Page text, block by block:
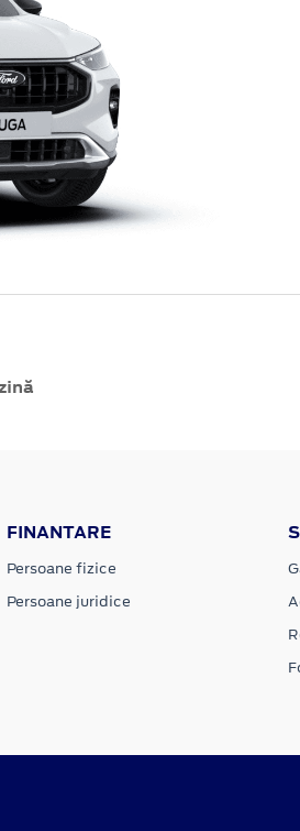
FINANTARE
Persoane fizice
Persoane juridice